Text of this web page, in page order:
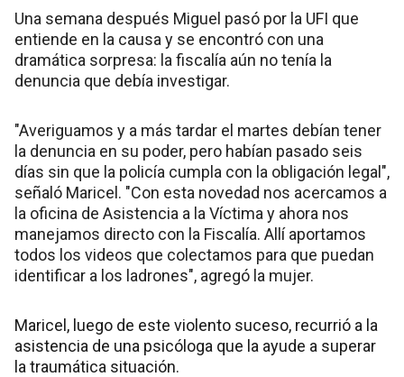
Una semana después Miguel pasó por la UFI que
entiende en la causa y se encontró con una
dramática sorpresa: la fiscalía aún no tenía la
denuncia que debía investigar.
"Averiguamos y a más tardar el martes debían tener
la denuncia en su poder, pero habían pasado seis
días sin que la policía cumpla con la obligación legal",
señaló Maricel. "Con esta novedad nos acercamos a
la oficina de Asistencia a la Víctima y ahora nos
manejamos directo con la Fiscalía. Allí aportamos
todos los videos que colectamos para que puedan
identificar a los ladrones", agregó la mujer.
Maricel, luego de este violento suceso, recurrió a la
asistencia de una psicóloga que la ayude a superar
la traumática situación.